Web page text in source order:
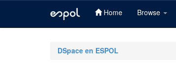
Home Browse
DSpace en ESPOL